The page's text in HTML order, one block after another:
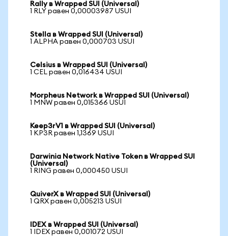
Rally в Wrapped SUI (Universal)
1 RLY равен 0,00003987 USUI
Stella в Wrapped SUI (Universal)
1 ALPHA равен 0,000703 USUI
Celsius в Wrapped SUI (Universal)
1 CEL равен 0,016434 USUI
Morpheus Network в Wrapped SUI (Universal)
1 MNW равен 0,015366 USUI
Keep3rV1 в Wrapped SUI (Universal)
1 KP3R равен 1,1369 USUI
Darwinia Network Native Token в Wrapped SUI
(Universal)
1 RING равен 0,000450 USUI
QuiverX в Wrapped SUI (Universal)
1 QRX равен 0,005213 USUI
IDEX в Wrapped SUI (Universal)
1 IDEX равен 0,001072 USUI